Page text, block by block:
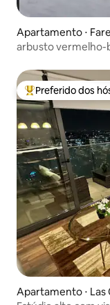
Apartamento ⋅
arbusto vermelho-
Entre os
Preferido dos
Apartamento ⋅ Las